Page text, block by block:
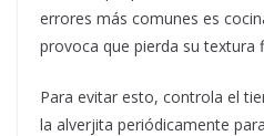
errores más comunes es
provoca que pierda su textura
Para evitar esto, controla el
la alverjita periódicamente